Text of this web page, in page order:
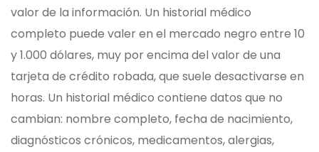
valor de la información. Un historial médico
completo puede valer en el mercado negro entre 10
y 1.000 dólares, muy por encima del valor de una
tarjeta de crédito robada, que suele desactivarse en
horas. Un historial médico contiene datos que no
cambian: nombre completo, fecha de nacimiento,
diagnósticos crónicos, medicamentos, alergias,